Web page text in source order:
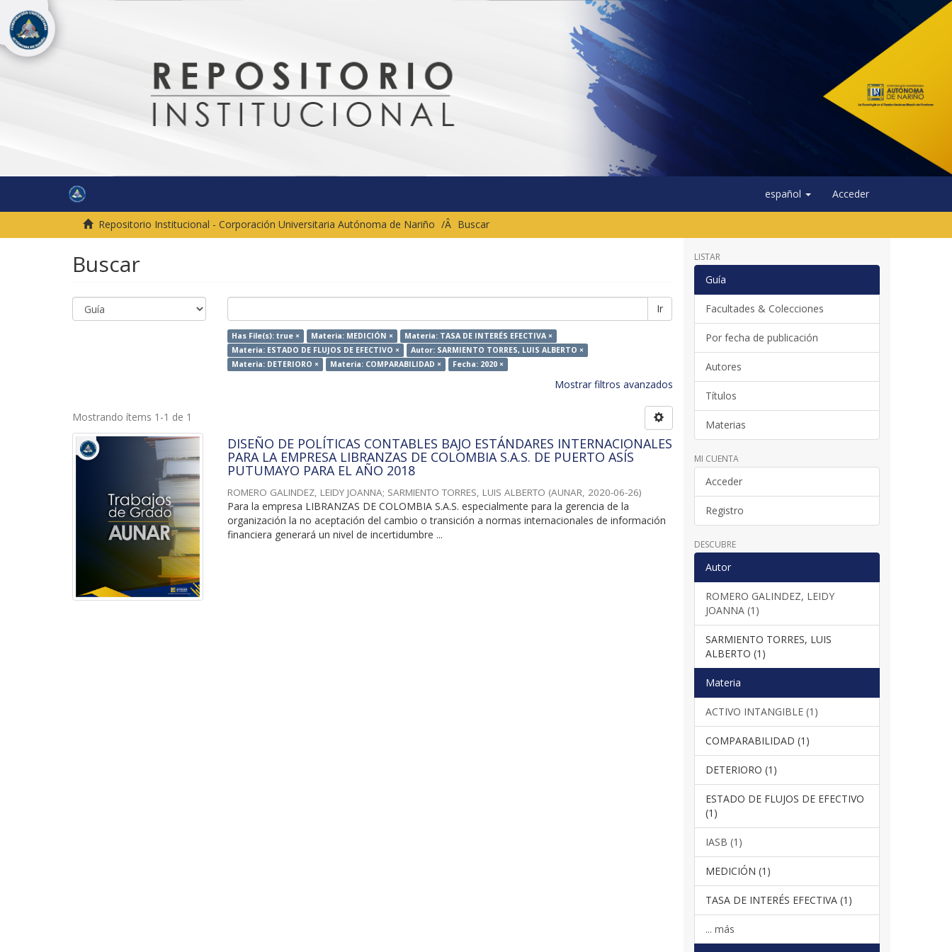
español Acceder
Repositorio Institucional - Corporación Universitaria Autónoma de Nariño Buscar
Buscar
Ir
Has File(s): true × Materia: MEDICIÓN ×
Materia: TASA DE INTERÉS EFECTIVA ×
Materia: ESTADO DE FLUJOS DE EFECTIVO ×
Autor: SARMIENTO TORRES, LUIS ALBERTO ×
Materia: DETERIORO ×
Materia: COMPARABILIDAD × Fecha: 2020 ×
Mostrar filtros avanzados
Mostrando ítems 1-1 de 1
DISEÑO DE POLÍTICAS CONTABLES BAJO ESTÁNDARES INTERNACIONALES
PARA LA EMPRESA LIBRANZAS DE COLOMBIA S.A.S. DE PUERTO ASÍS
PUTUMAYO PARA EL AÑO 2018
ROMERO GALINDEZ, LEIDY JOANNA; SARMIENTO TORRES, LUIS ALBERTO (AUNAR, 2020-06-26)
Para la empresa LIBRANZAS DE COLOMBIA S.A.S. especialmente para la gerencia de la
organización la no aceptación del cambio o transición a normas internacionales de información
financiera generará un nivel de incertidumbre ...
LISTAR
Guía
Facultades & Colecciones
Por fecha de publicación
Autores
Títulos
Materias
MI CUENTA
Acceder
Registro
DESCUBRE
Autor
ROMERO GALINDEZ, LEIDY
JOANNA (1)
SARMIENTO TORRES, LUIS
ALBERTO (1)
Materia
ACTIVO INTANGIBLE (1)
COMPARABILIDAD (1)
DETERIORO (1)
ESTADO DE FLUJOS DE EFECTIVO
(1)
IASB (1)
MEDICIÓN (1)
TASA DE INTERÉS EFECTIVA (1)
... más